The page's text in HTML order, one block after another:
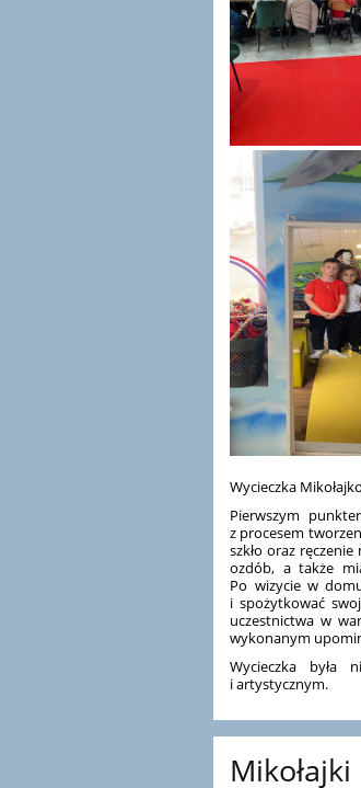
Wycieczka
Pierwszym
z procesem
szkło oraz
ozdób, a także
Po wizycie w
i spożytkować
uczestnictwa w
wykonanym
Wycieczka była
i artystycznym.
Mikołajki